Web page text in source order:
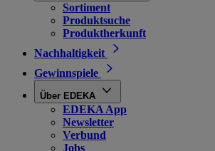
Sortiment
Produktsuche
Produktherkunft
Nachhaltigkeit
Gewinnspiele
Über EDEKA
EDEKA App
Newsletter
Verbund
Jobs